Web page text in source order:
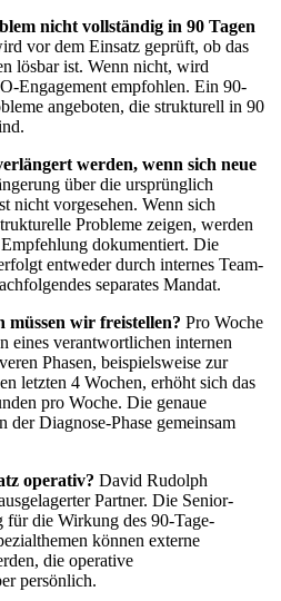
nicht vollständig in 90 Tagen
vor dem Einsatz geprüft, ob das
lösbar ist. Wenn nicht, wird
Engagement empfohlen. Ein 90-
angeboten, die strukturell in 90
werden, wenn sich neue
über die ursprünglich
nicht vorgesehen. Wenn sich
Probleme zeigen, werden
dokumentiert. Die
entweder durch internes Team-
separates Mandat.
müssen wir freistellen? Pro Woche
eines verantwortlichen internen
Phasen, beispielsweise zur
letzten 4 Wochen, erhöht sich das
pro Woche. Die genaue
Diagnose-Phase gemeinsam
operativ? David Rudolph
Partner. Die Senior-
für die Wirkung des 90-Tage-
können externe
die operative
persönlich.